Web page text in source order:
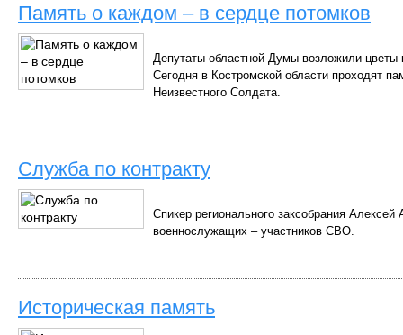
Память о каждом – в сердце потомков
Депутаты областной Думы возложили
Сегодня в Костромской области проходят
Неизвестного Солдата.
Служба по контракту
Спикер регионального заксобрания
военнослужащих – участников СВО.
Историческая память